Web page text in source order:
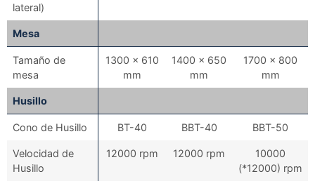
lateral)
Mesa
Tamaño de
mesa
1300 x 610
mm
1400 x 650
mm
1700 x 800
mm
Husillo
Cono de Husillo BT-40 BBT-40 BBT-50
Velocidad de
Husillo
12000 rpm 12000 rpm
10000
(*12000) rpm